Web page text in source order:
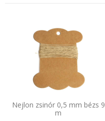
Nejlon zsinór 0,5 mm bézs 9
m